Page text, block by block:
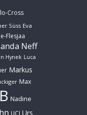
Cross
Süss Eva
Flesjaa
Neff
Hynek Luca
Markus
Max
Nadine
UCI Urs